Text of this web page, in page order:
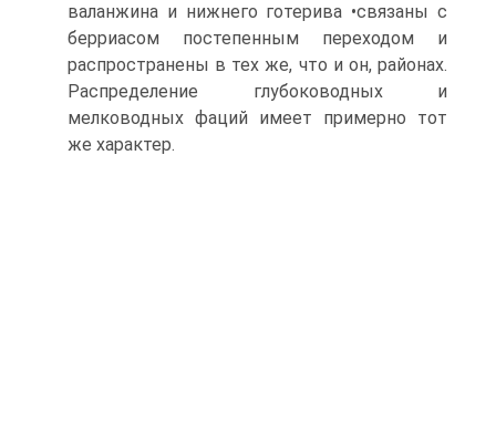
валанжина и нижнего готерива •связаны с
берриасом постепенным переходом и
распространены в тех же, что и он, районах.
Распределение глубоководных и
мелководных фаций имеет примерно тот
же характер.